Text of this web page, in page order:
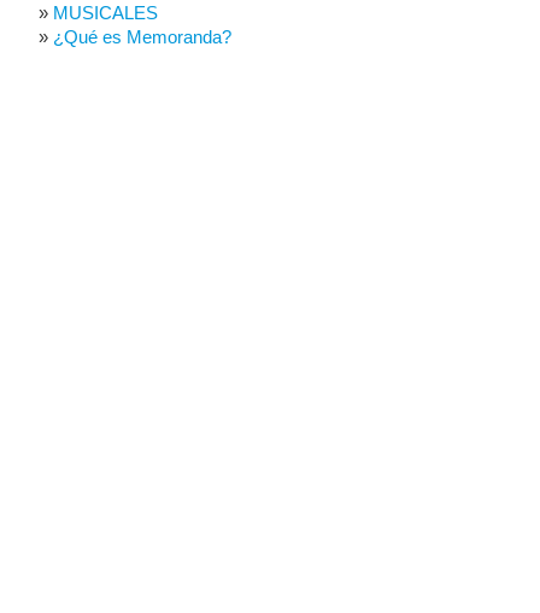
MUSICALES
¿Qué es Memoranda?